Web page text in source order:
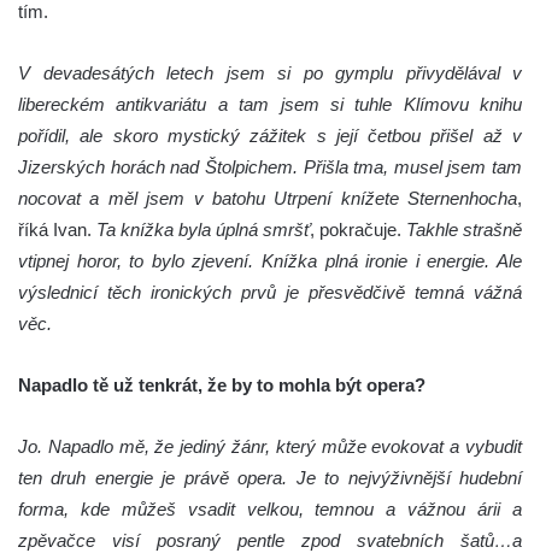
tím.
V devadesátých letech jsem si po gymplu přivydělával v
libereckém antikvariátu a tam jsem si tuhle Klímovu knihu
pořídil, ale skoro mystický zážitek s její četbou přišel až v
Jizerských horách nad Štolpichem. Přišla tma, musel jsem tam
nocovat a měl jsem v batohu Utrpení knížete Sternenhocha,
říká Ivan. Ta knížka byla úplná smršť, pokračuje. Takhle strašně
vtipnej horor, to bylo zjevení. Knížka plná ironie i energie. Ale
výslednicí těch ironických prvů je přesvědčivě temná vážná
věc.
Napadlo tě už tenkrát, že by to mohla být opera?
Jo. Napadlo mě, že jediný žánr, který může evokovat a vybudit
ten druh energie je právě opera. Je to nejvýživnější hudební
forma, kde můžeš vsadit velkou, temnou a vážnou árii a
zpěvačce visí posraný pentle zpod svatebních šatů…a